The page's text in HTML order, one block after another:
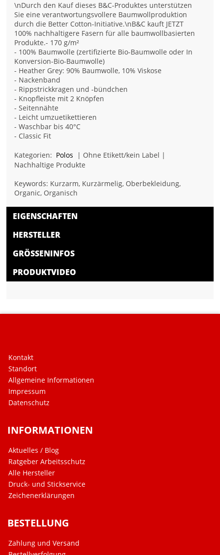
\nDurch den Kauf dieses B&C-Produktes unterstützen
Sie eine verantwortungsvollere Baumwollproduktion
durch die Better Cotton-Initiative.\nB&C kauft JETZT
100% nachhaltigere Fasern für alle baumwollbasierten
Produkte.- 170 g/m²
- 100% Baumwolle (zertifizierte Bio-Baumwolle oder In
Konversion-Bio-Baumwolle)
- Heather Grey: 90% Baumwolle, 10% Viskose
- Nackenband
- Rippstrickkragen und -bündchen
- Knopfleiste mit 2 Knöpfen
- Seitennähte
- Leicht umzuetikettieren
- Waschbar bis 40°C
- Classic Fit
Kategorien: Polos
| Ohne Etikett/kein Label |
Nachhaltige Produkte
Keywords: Kurzarm, Kurzärmelig, Oberbekleidung,
Organic, Organisch
EIGENSCHAFTEN
HERSTELLER
GRÖSSENINFOS
PRODUKTVIDEO
Kontakt
Standort
Allgemeine Informationen
Impressum
Datenschutz
INFORMATIONEN
Aktuelles / Blog
Ratgeber Arbeitsschutz
Alle Hersteller
Druck- und Stickservice
Zeichenerklärungen
BESTELLUNG
Zahlung und Versand